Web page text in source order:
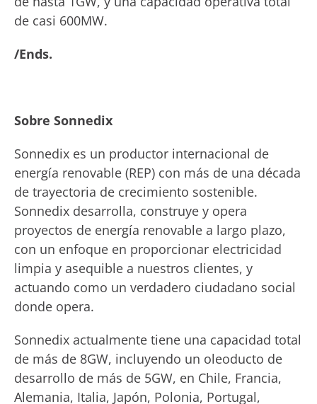
de casi 600MW.
/Ends.
Sobre Sonnedix
Sonnedix es un productor internacional de
energía renovable (REP) con más de una década
de trayectoria de crecimiento sostenible.
Sonnedix desarrolla, construye y opera
proyectos de energía renovable a largo plazo,
con un enfoque en proporcionar electricidad
limpia y asequible a nuestros clientes, y
actuando como un verdadero ciudadano social
donde opera.
Sonnedix actualmente tiene una capacidad total
de más de 8GW, incluyendo un oleoducto de
desarrollo de más de 5GW, en Chile, Francia,
Alemania, Italia, Japón, Polonia, Portugal,